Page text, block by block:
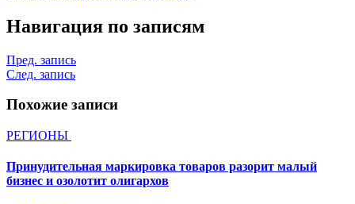
Навигация по записям
Пред. запись
След. запись
Похожие записи
РЕГИОНЫ
Принудительная маркировка товаров разорит малый
бизнес и озолотит олигархов